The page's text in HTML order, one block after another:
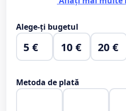
Alege-ți bugetul
5 € 10 € 20 €
Metoda de plată